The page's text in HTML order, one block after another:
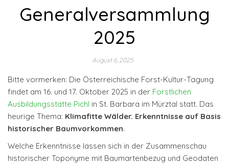
Generalversammlung
2025
August 6, 2025
Bitte vormerken: Die Österreichische Forst-Kultur-Tagung
findet am 16. und 17. Oktober 2025 in der Forstlichen
Ausbildungsstätte Pichl in St. Barbara im Mürztal statt. Das
heurige Thema: Klimafitte Wälder. Erkenntnisse auf Basis
historischer Baumvorkommen.
Welche Erkenntnisse lassen sich in der Zusammenschau
historischer Toponyme mit Baumartenbezug und Geodaten